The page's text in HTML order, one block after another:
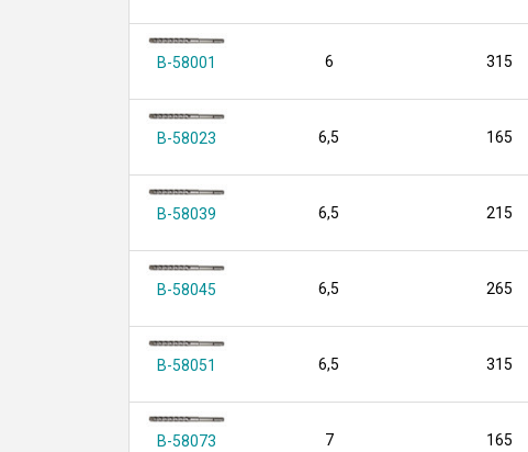
B-58001 6 315
B-58023 6,5 165
B-58039 6,5 215
B-58045 6,5 265
B-58051 6,5 315
B-58073 7 165